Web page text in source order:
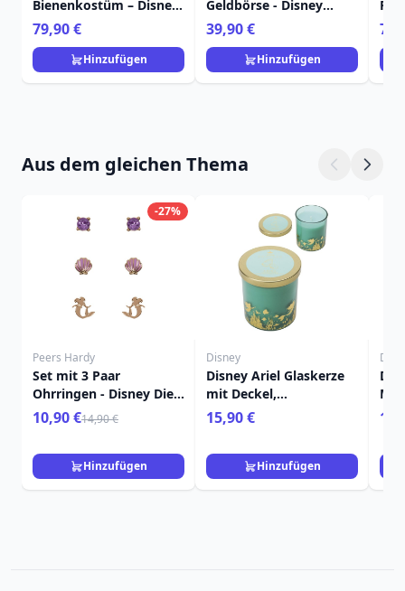
Bienenkostüm – Disney
Loungefly Lilo & Stitch
79,90 €
Hinzufügen
Geldbörse - Disney
Loungefly
39,90 €
Hinzufügen
Aus dem gleichen Thema
-27%
Peers Hardy
Set mit 3 Paar
Ohrringen - Disney Die
Kleine Meerjungfrau
10,90 €14,90 €
Hinzufügen
Disney
Disney Ariel Glaskerze
mit Deckel,
Korallenblume &
Meersalz
15,90 €
Hinzufügen